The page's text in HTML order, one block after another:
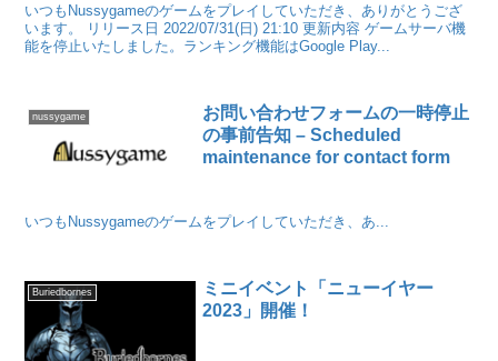
いつもNussygameのゲームをプレイしていただき、ありがとうござ
います。 リリース日 2022/07/31(日) 21:10 更新内容 ゲームサーバ機
能を停止いたしました。ランキング機能はGoogle Play...
nussygame
お問い合わせフォームの一時停止
の事前告知 – Scheduled
maintenance for contact form
いつもNussygameのゲームをプレイしていただき、あ...
Buriedbornes
ミニイベント「ニューイヤー
2023」開催！